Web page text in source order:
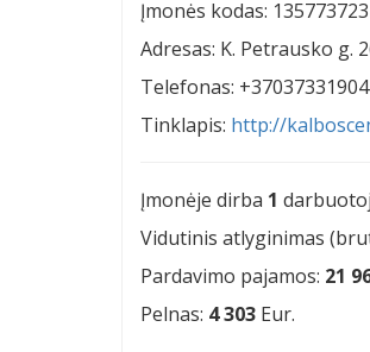
Įmonės kodas: 135773723
Adresas: K. Petrausko g.
Telefonas: +37037331904
Tinklapis: http://
Įmonėje dirba 1
Vidutinis atlyginimas
Pardavimo pajamos: 21
Pelnas: 4 303 Eur.